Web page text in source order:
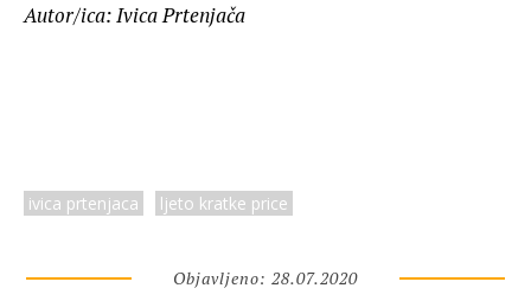
Autor/ica: Ivica Prtenjača
ivica prtenjaca ljeto kratke price
Objavljeno: 28.07.2020